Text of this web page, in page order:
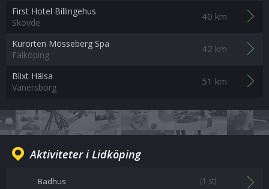
First Hotel Billingehus
Skövde
40 km
Kurorten Mösseberg Spa
Falköping
42 km
Blixt Hälsa
Vänersborg
51 km
Aktiviteter i Lidköping
Badhus (1 st)